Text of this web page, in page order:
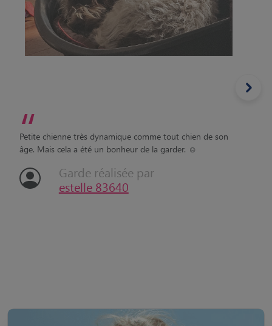
“
Petite chienne très dynamique comme tout chien de son
âge. Mais cela a été un bonheur de la garder. ☺️
Garde réalisée par
estelle 83640